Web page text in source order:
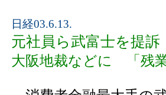
日経03.6.13.
元社員ら武富士を提訴
大阪地裁などに 「残